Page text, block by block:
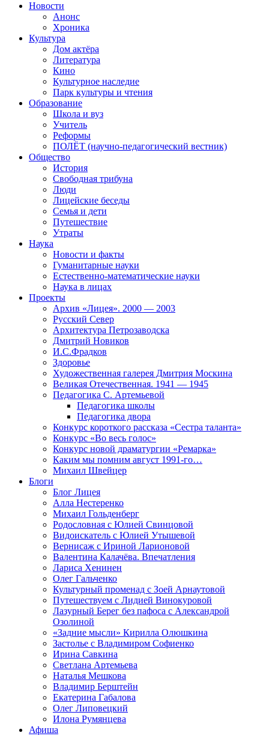
Новости
Анонс
Хроника
Культура
Дом актёра
Литература
Кино
Культурное наследие
Парк культуры и чтения
Образование
Школа и вуз
Учитель
Реформы
ПОЛЁТ (научно-педагогический вестник)
Общество
История
Свободная трибуна
Люди
Лицейские беседы
Семья и дети
Путешествие
Утраты
Наука
Новости и факты
Гуманитарные науки
Естественно-математические науки
Наука в лицах
Проекты
Архив «Лицея». 2000 — 2003
Русский Север
Архитектура Петрозаводска
Дмитрий Новиков
И.С.Фрадков
Здоровье
Художественная галерея Дмитрия Москина
Великая Отечественная. 1941 — 1945
Педагогика С. Артемьевой
Педагогика школы
Педагогика двора
Конкурс короткого рассказа «Сестра таланта»
Конкурс «Во весь голос»
Конкурс новой драматургии «Ремарка»
Каким мы помним август 1991-го…
Михаил Швейцер
Блоги
Блог Лицея
Алла Нестеренко
Михаил Гольденберг
Родословная с Юлией Свинцовой
Видоискатель с Юлией Утышевой
Вернисаж с Ириной Ларионовой
Валентина Калачёва. Впечатления
Лариса Хенинен
Олег Гальченко
Культурный променад с Зоей Арнаутовой
Путешествуем с Лидией Винокуровой
Лазурный Берег без пафоса с Александрой
Озолиной
«Задние мысли» Кирилла Олюшкина
Застолье с Владимиром Софиенко
Ирина Савкина
Светлана Артемьева
Наталья Мешкова
Владимир Берштейн
Екатерина Габалова
Олег Липовецкий
Илона Румянцева
Афиша